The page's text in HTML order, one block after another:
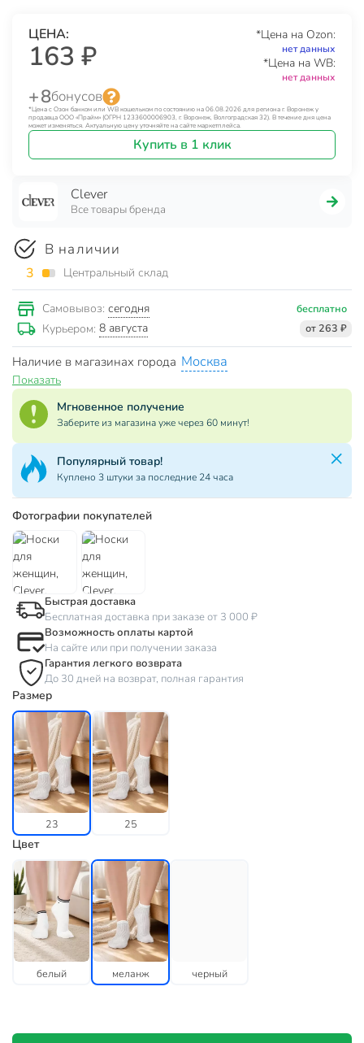
ЦЕНА:
163 ₽
*Цена на Ozon:
нет данных
*Цена на WB:
нет данных
+ 8бонусов
*Цена с Озон банком или WB кошельком по состоянию на 06.08.2026 для региона г. Воронеж у
продавца ООО «Прайм» (ОГРН 1233600006903, г. Воронеж, Волгоградская 32). В течение дня цена
может изменяться. Актуальную цену уточняйте на сайте маркетплейса.
Купить в 1 клик
Clever
Все товары бренда
В наличии
3 Центральный склад
Самовывоз: сегодня бесплатно
Курьером: 8 августа от 263 ₽
Наличие в магазинах города Москва
Показать
Мгновенное получение
Заберите из магазина уже через 60 минут!
Популярный товар!
Куплено 3 штуки за последние 24 часа
Фотографии покупателей
Быстрая доставка
Бесплатная доставка при заказе от 3 000 ₽
Возможность оплаты картой
На сайте или при получении заказа
Гарантия легкого возврата
До 30 дней на возврат, полная гарантия
Размер
23 25
Цвет
белый меланж черный